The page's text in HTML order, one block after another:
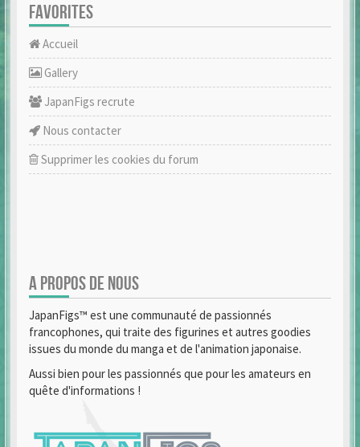
FAVORITES
Accueil
Gallery
JapanFigs recrute
Nous contacter
Supprimer les cookies du forum
A PROPOS DE NOUS
JapanFigs™ est une communauté de passionnés
francophones, qui traite des figurines et autres goodies
issues du monde du manga et de l'animation japonaise.
Aussi bien pour les passionnés que pour les amateurs en
quête d'informations !